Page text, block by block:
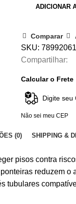
ADICIONAR
Comparar
SKU:
Compartilhar:
Calcular o Frete
Não sei meu CEP
(0) SHIPPING &
pisos contra
reduzem
tubulares